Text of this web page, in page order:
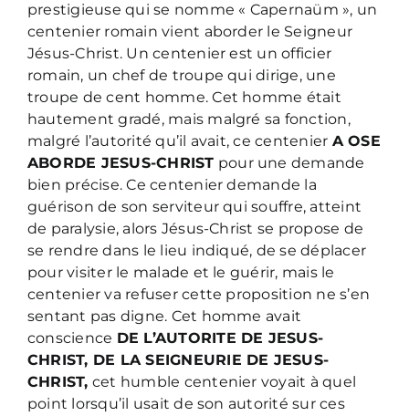
prestigieuse qui se nomme « Capernaüm », un
centenier romain vient aborder le Seigneur
Jésus-Christ. Un centenier est un officier
romain, un chef de troupe qui dirige, une
troupe de cent homme. Cet homme était
hautement gradé, mais malgré sa fonction,
malgré l’autorité qu’il avait, ce centenier A OSE
ABORDE JESUS-CHRIST pour une demande
bien précise. Ce centenier demande la
guérison de son serviteur qui souffre, atteint
de paralysie, alors Jésus-Christ se propose de
se rendre dans le lieu indiqué, de se déplacer
pour visiter le malade et le guérir, mais le
centenier va refuser cette proposition ne s’en
sentant pas digne. Cet homme avait
conscience DE L’AUTORITE DE JESUS-
CHRIST, DE LA SEIGNEURIE DE JESUS-
CHRIST, cet humble centenier voyait à quel
point lorsqu’il usait de son autorité sur ces